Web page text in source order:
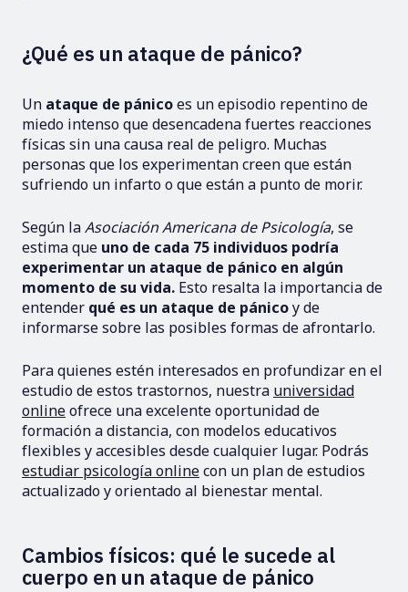
¿Qué es un ataque de pánico?
Un ataque de pánicoes un episodio repentino de
miedo intenso que desencadena fuertes reacciones
físicas sin una causa real de peligro. Muchas
personas que los experimentan creen que están
sufriendo un infarto o que están a punto de morir.
Según laAsociación Americana de Psicología, se
estima que uno de cada 75 individuos podría
experimentar un ataque de pánico en algún
momento de su vida. Esto resalta la importancia de
entender qué es un ataque de pánicoy de
informarse sobre las posibles formas de afrontarlo.
Para quienes estén interesados en profundizar en el
estudio de estos trastornos, nuestra universidad
onlineofrece una excelente oportunidad de
formación a distancia, con modelos educativos
flexibles y accesibles desde cualquier lugar. Podrás
estudiar psicología onlinecon un plan de estudios
actualizado y orientado al bienestar mental.
Cambios físicos: qué le sucede al
cuerpo en un ataque de pánico